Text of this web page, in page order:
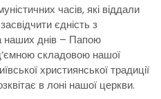
часів, які віддали
єдність з
наших днів – Папою
складовою нашої
християнської традиції
в лоні нашої церкви.